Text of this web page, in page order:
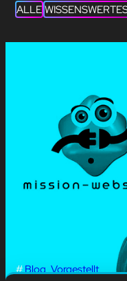
ALLE
#Blog, Vorgestellt